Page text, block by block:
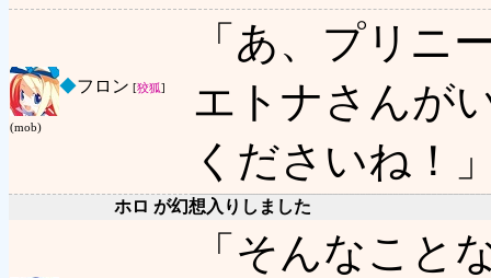
◆フロン [狡狐]
(mob)
「あ、プリニ
エトナさんが
くださいね！
ホロ が幻想入りしました
「そんなこと